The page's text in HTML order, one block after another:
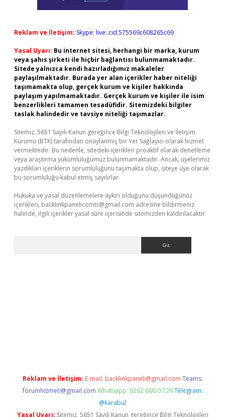
Reklam ve İletişim: Skype: live:.cid.575569c608265c69
Yasal Uyarı: Bu internet sitesi, herhangi bir marka, kurum
veya şahıs şirketi ile hiçbir bağlantısı bulunmamaktadır.
Sitede yalnızca kendi hazırladığımız makaleler
paylaşılmaktadır. Burada yer alan içerikler haber niteliği
taşımamakta olup, gerçek kurum ve kişiler hakkında
paylaşım yapılmamaktadır. Gerçek kurum ve kişiler ile isim
benzerlikleri tamamen tesadüfidir. Sitemizdeki bilgiler
taslak halindedir ve tavsiye niteliği taşımazlar.
Sitemiz, 5651 Sayılı Kanun gereğince Bilgi Teknolojileri ve İletişim
Kurumu (BTK) tarafından onaylanmış bir Yer Sağlayıcı olarak hizmet
vermektedir. Bu nedenle, sitedeki içerikleri proaktif olarak denetleme
veya araştırma yükümlülüğümüz bulunmamaktadır. Ancak, üyelerimiz
yazdıkları içeriklerin sorumluluğunu taşımakta olup, siteye üye olarak
bu sorumluluğu kabul etmiş sayılırlar.
Hukuka ve yasal düzenlemelere aykırı olduğunu düşündüğünüz
içerikleri, backlinkpanelicomtr@gmail.com adresine bildirmeniz
halinde, ilgili içerikler yasal süre içerisinde sitemizden kaldırılacaktır.
Reklam ve İletişim: E-mail: backlinkpaneli@gmail.com Teams:
forumhizmeti@gmail.com Whatsapp: 0262 606 0 726 Telegram:
@karabul
Yasal Uyarı: Sitemiz, 5651 Sayılı Kanun gereğince Bilgi Teknolojileri